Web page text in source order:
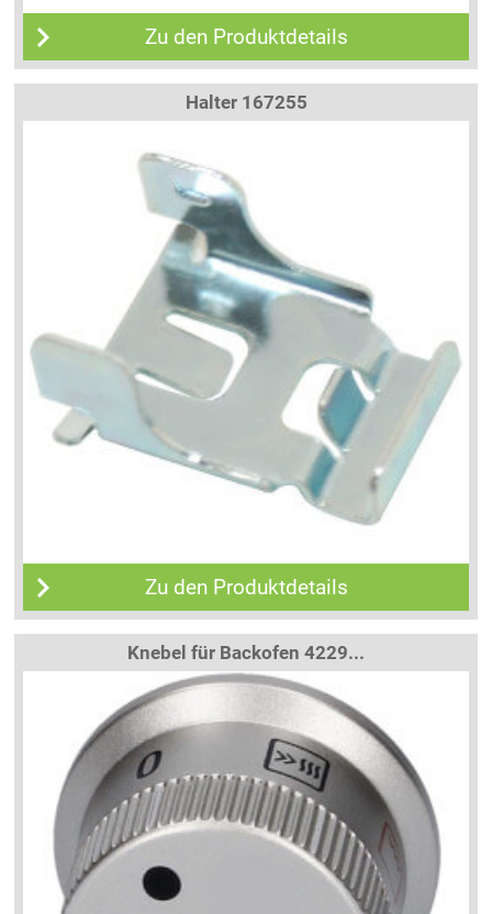
Zu den Produktdetails
Halter 167255
Zu den Produktdetails
Knebel für Backofen 4229...